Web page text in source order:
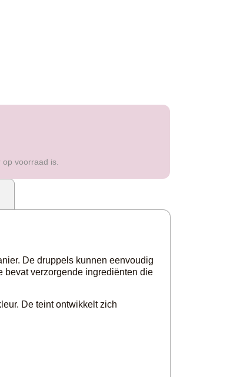
op voorraad is.
De druppels kunnen eenvoudig
bevat verzorgende ingrediënten die
De teint ontwikkelt zich